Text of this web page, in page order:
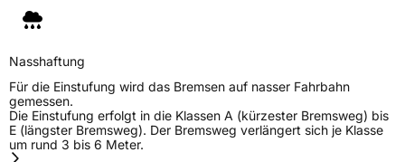
Nasshaftung
Für die Einstufung wird das Bremsen auf nasser Fahrbahn
gemessen.
Die Einstufung erfolgt in die Klassen A (kürzester Bremsweg) bis
E (längster Bremsweg). Der Bremsweg verlängert sich je Klasse
um rund 3 bis 6 Meter.